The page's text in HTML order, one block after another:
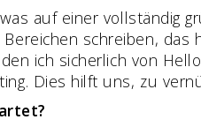
auf einer vollständig
schreiben,
ich sicherlich von
Dies hilft uns, zu